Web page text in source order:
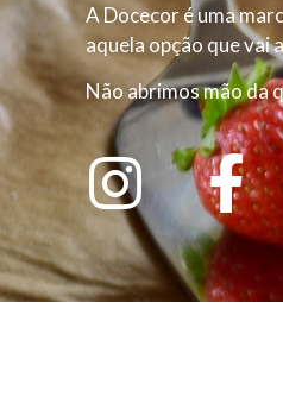
A Docecor é uma
aquela opção que vai
Não abrimos mão da